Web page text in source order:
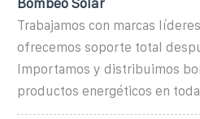
Bombeo Solar
Trabajamos con marcas
ofrecemos soporte total
Importamos y distribuimos
productos energéticos en toda